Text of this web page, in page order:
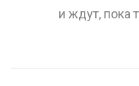
и ждут, пока